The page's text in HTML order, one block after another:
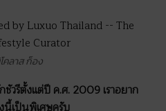
ลาส ก็อง
วรีตั้งแต่ปี ค.ศ. 2009 เราอยาก
นี้เป็นพิเศษครับ